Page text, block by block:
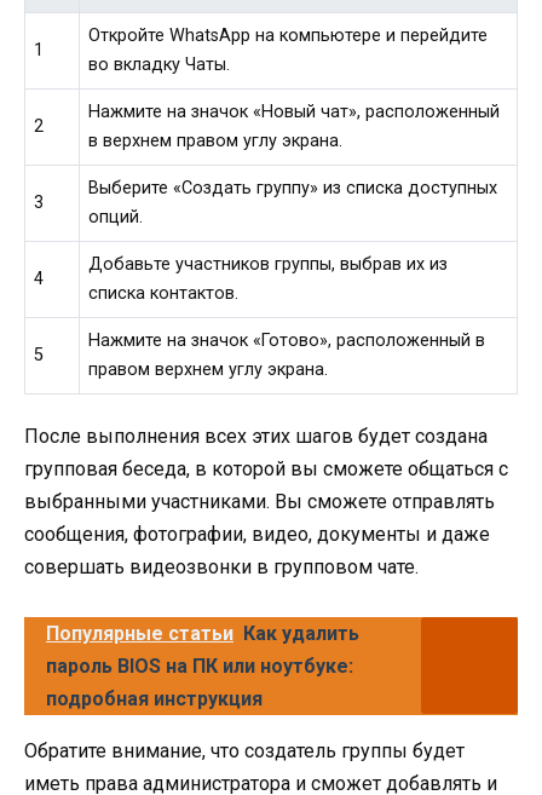
1
Откройте WhatsApp на компьютере и перейдите
во вкладку Чаты.
2
Нажмите на значок «Новый чат», расположенный
в верхнем правом углу экрана.
3
Выберите «Создать группу» из списка доступных
опций.
4
Добавьте участников группы, выбрав их из
списка контактов.
5
Нажмите на значок «Готово», расположенный в
правом верхнем углу экрана.
После выполнения всех этих шагов будет создана
групповая беседа, в которой вы сможете общаться с
выбранными участниками. Вы сможете отправлять
сообщения, фотографии, видео, документы и даже
совершать видеозвонки в групповом чате.
Популярные статьи Как удалить
пароль BIOS на ПК или ноутбуке:
подробная инструкция
Обратите внимание, что создатель группы будет
иметь права администратора и сможет добавлять и